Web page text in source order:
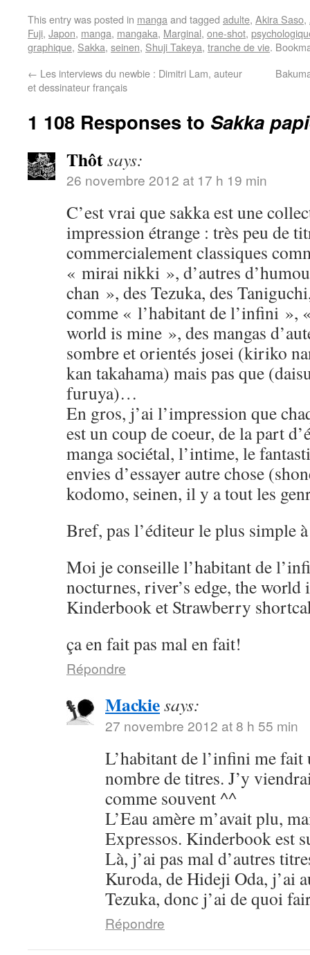
This entry was posted in manga and tagged adulte, Akira Saso,
Fuji, Japon, manga, mangaka, Marginal, one-shot,
graphique, Sakka, seinen, Shuji Takeya, tranche de vie.
← Les interviews du newbie : Dimitri Lam, auteur
et dessinateur français
1 108 Responses to Sakka
Thôtsays:
26 novembre 2012 at 17 h 19 min
C’est vrai que sakka est une
impression étrange : très peu de
commercialement classiques
« mirai nikki », d’autres
chan », des Tezuka, des
comme « l’habitant de l’infini »,
world is mine », des mangas
sombre et orientés josei (kiriko
kan takahama) mais pas que
furuya)…
En gros, j’ai l’impression que
est un coup de coeur, de la part
manga sociétal, l’intime, le
envies d’essayer autre chose
kodomo, seinen, il y a tout les
Bref, pas l’éditeur le plus simple
Moi je conseille l’habitant de
nocturnes, river’s edge, the world
Kinderbook et Strawberry
ça en fait pas mal en fait!
Répondre
Mackiesays:
27 novembre 2012 at 8 h 55 min
L’habitant de l’infini me fait
nombre de titres. J’y
comme souvent ^^
L’Eau amère m’avait plu,
Expressos. Kinderbook est
Là, j’ai pas mal d’autres
Kuroda, de Hideji Oda, j’ai
Tezuka, donc j’ai de quoi
Répondre